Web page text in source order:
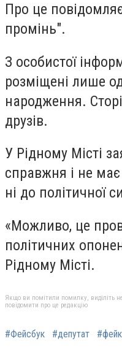
Про це
промінь".
З особистої
розміщені лише
народження.
друзів.
У Рідному Місті
справжня і не
ні до політичної
«Можливо, це
політичних
Рідному Місті.
Якщо ви помітили помилку, виділіть
повідомити про це редакцію
#Фейсбук #депутат #фейк